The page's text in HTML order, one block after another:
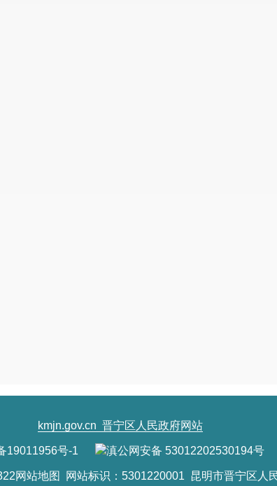
kmjn.gov.cn 晋宁区人民政府网站
19011956号-1 滇公网安备 53012202530194号
网站地图 网站标识：5301220001 昆明市晋宁区人